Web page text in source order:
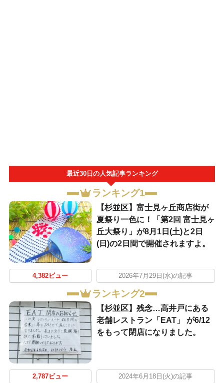
最近30日の人気記事ランキング
ランキング1
【杉並区】富士見ヶ丘商店街が
夏祭り一色に！「第2回 富士見ヶ
丘大祭り」が8月1日(土)と2日
(日)の2日間で開催されますよ。
4,382ビュー 2026年7月29日(水)の記事
ランキング2
【杉並区】残念…高井戸にある
老舗レストラン「EAT」 が6/12
をもって閉店になりました。
2,787ビュー 2024年6月18日(火)の記事